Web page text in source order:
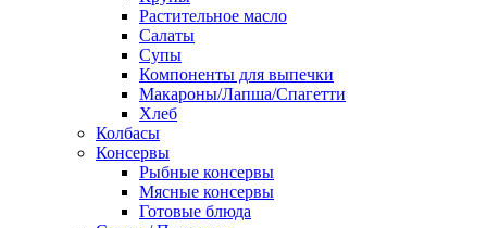
Растительное масло
Салаты
Супы
Компоненты для выпечки
Макароны/Лапша/Спагетти
Хлеб
Колбасы
Консервы
Рыбные консервы
Мясные консервы
Готовые блюда